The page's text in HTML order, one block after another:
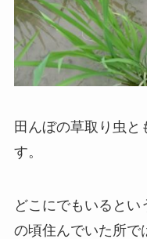
田んぼの草取り虫と
す。
どこにでもいると
の頃住んでいた所で